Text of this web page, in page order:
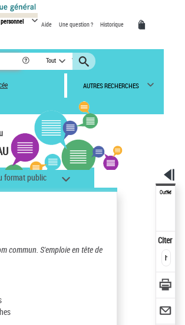
Aide Une question ? Historique
Tout
AUTRES RECHERCHES
format public
commun. S'emploie en tête de
Outils
Citer